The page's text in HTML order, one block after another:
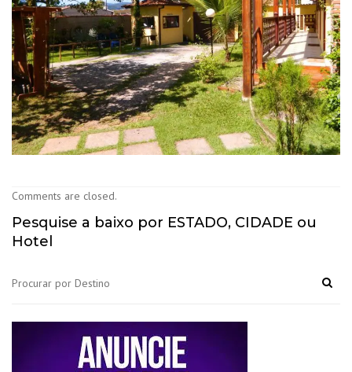
Comments are closed.
Pesquise a baixo por ESTADO, CIDADE ou
Hotel